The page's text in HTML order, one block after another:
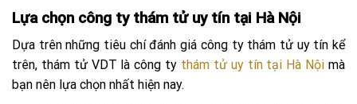
Lựa chọn công ty thám tử uy tín tại Hà Nội
Dựa trên những tiêu chí đánh giá công ty thám tử uy tín kể
trên, thám tử VDT là công ty thám tử uy tín tại Hà Nội mà
bạn nên lựa chọn nhất hiện nay.